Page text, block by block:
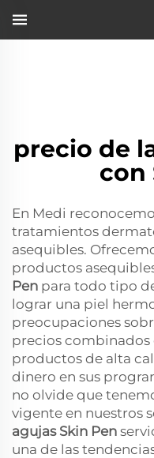
asequibles para todos los
precio de
con
En Medi
tratamientos
asequibles.
productos
Pen para todo tipo
lograr una piel
preocupaciones
precios combinados
productos de alta
dinero en sus
no olvide que
vigente en nuestros
agujas Skin Pen
una de las